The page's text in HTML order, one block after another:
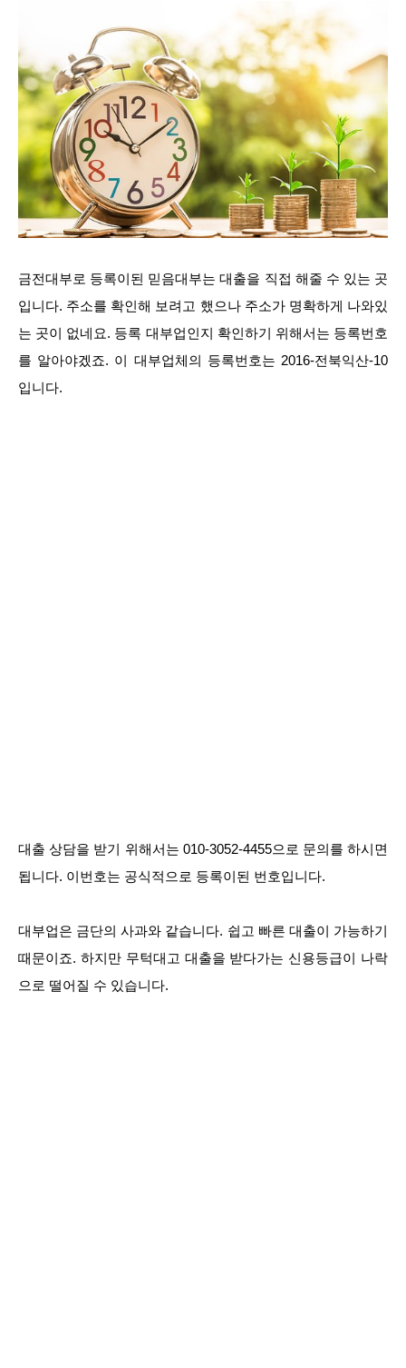
금전대부로 등록이된 믿음대부는 대출을 직접 해줄 수 있는 곳
입니다. 주소를 확인해 보려고 했으나 주소가 명확하게 나와있
는 곳이 없네요. 등록 대부업인지 확인하기 위해서는 등록번호
를 알아야겠죠. 이 대부업체의 등록번호는 2016-전북익산-10
입니다.
대출 상담을 받기 위해서는 010-3052-4455으로 문의를 하시면
됩니다. 이번호는 공식적으로 등록이된 번호입니다.
대부업은 금단의 사과와 같습니다. 쉽고 빠른 대출이 가능하기
때문이죠. 하지만 무턱대고 대출을 받다가는 신용등급이 나락
으로 떨어질 수 있습니다.